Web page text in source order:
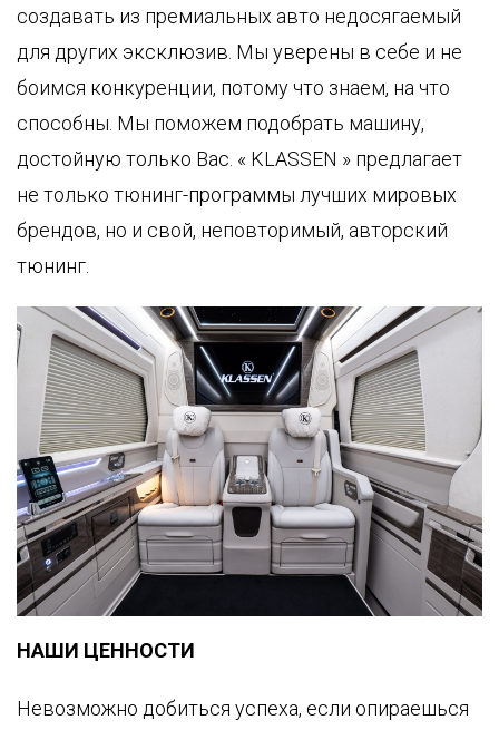
СЕРТИФИКАТ
WMI
BESCHUSSAMT
ULM
СДЕЛАНО
В
КОНТРОЛЬ
КАЧЕСТВА
КАЧЕСТВО
ИЗГОТОВЛЕНИЯ
KLASSEN
GARANTIE
LUXURY
создавать из премиальных авто недосягаемый
для других эксклюзив. Мы уверены в себе и не
боимся конкуренции, потому что знаем, на что
способны. Мы поможем подобрать машину,
достойную только Вас. « KLASSEN » предлагает
не только тюнинг-программы лучших мировых
брендов, но и свой, неповторимый, авторский
тюнинг.
НАШИ ЦЕННОСТИ
Невозможно добиться успеха, если опираешься